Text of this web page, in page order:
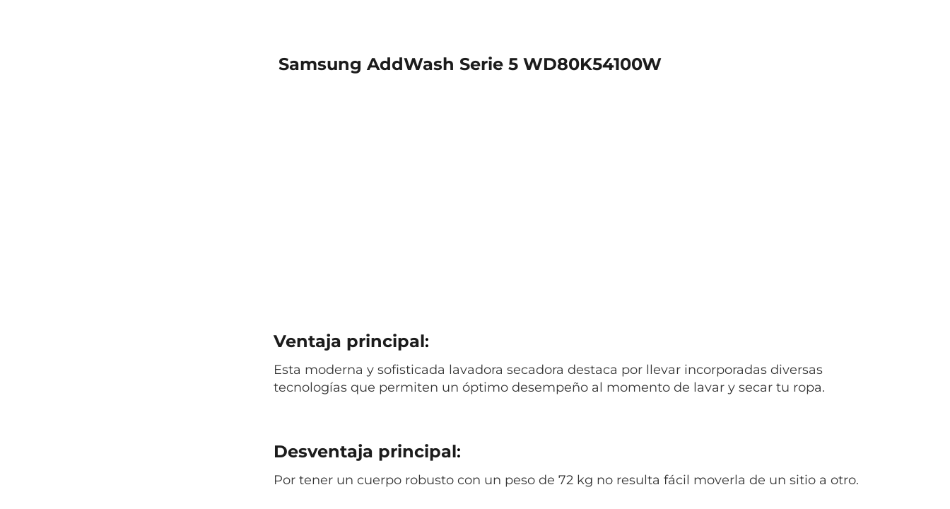
Samsung AddWash Serie 5 WD80K54100W
Ventaja principal:
Esta moderna y sofisticada lavadora secadora destaca por llevar incorporadas diversas
tecnologías que permiten un óptimo desempeño al momento de lavar y secar tu ropa.
Desventaja principal:
Por tener un cuerpo robusto con un peso de 72 kg no resulta fácil moverla de un sitio a otro.